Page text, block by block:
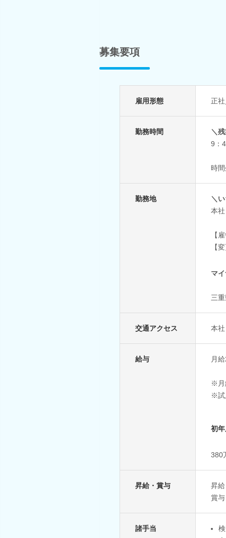
募集要項
雇用形態 正
勤務時間
＼
9：
時
勤務地
＼
本
【
【
マ
三
交通アクセス 本
給与 月
※月
※試
初
380
昇給・賞与
昇
賞
諸手当